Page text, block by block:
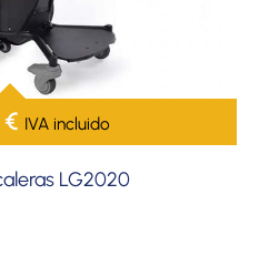
€ IVA incluido
LG2020